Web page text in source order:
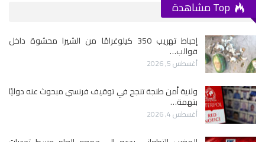
إحباط تهريب 350 كيلوغرامًا من الشيرا محشوة داخل
قوالب…
أغسطس 5, 2026
ولاية أمن طنجة تنجح في توقيف فرنسي مبحوث عنه دوليًا
بتهمة…
أغسطس 4, 2026